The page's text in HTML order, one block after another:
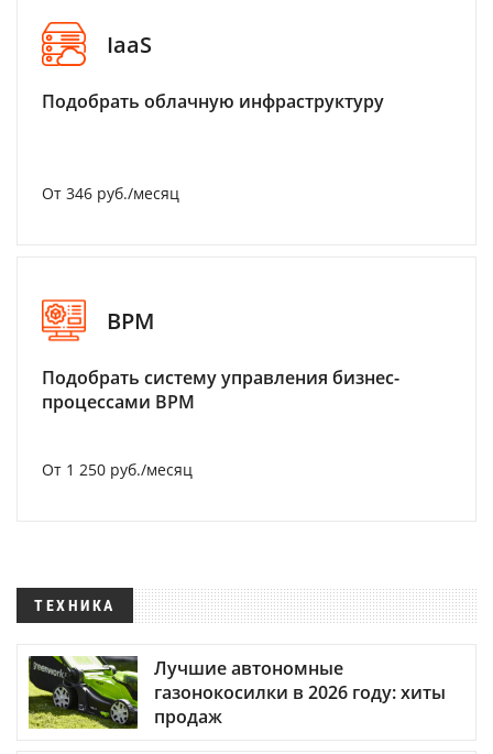
IaaS
Подобрать облачную инфраструктуру
От 346 руб./месяц
BPM
Подобрать систему управления бизнес-
процессами BPM
От 1 250 руб./месяц
ТЕХНИКА
Лучшие автономные
газонокосилки в 2026 году: хиты
продаж